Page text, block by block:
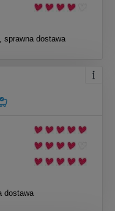
sprawna dostawa
dostawa